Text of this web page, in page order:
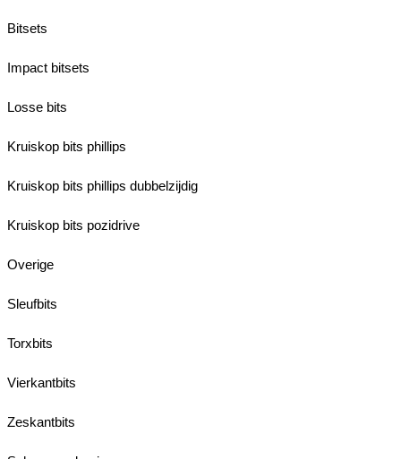
Bitsets
Impact bitsets
Losse bits
Kruiskop bits phillips
Kruiskop bits phillips dubbelzijdig
Kruiskop bits pozidrive
Overige
Sleufbits
Torxbits
Vierkantbits
Zeskantbits